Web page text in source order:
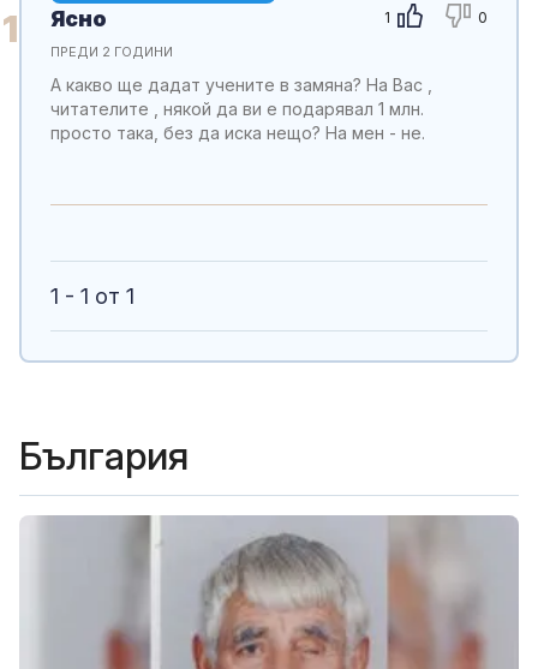
1 1 0
Ясно
ПРЕДИ 2 ГОДИНИ
А какво ще дадат учените в замяна? На Вас ,
читателите , някой да ви е подарявал 1 млн.
просто така, без да иска нещо? На мен - не.
1 - 1 от 1
България